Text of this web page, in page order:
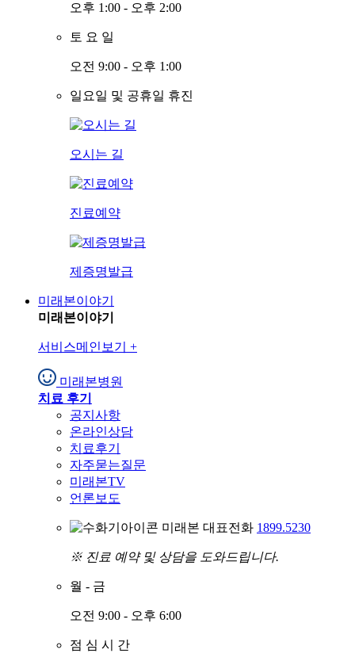
오후 1:00 - 오후 2:00
토 요 일
오전 9:00 - 오후 1:00
일요일 및 공휴일 휴진
오시는 길
진료예약
제증명발급
미래본이야기
미래본이야기
서비스메인보기 +
미래본병원
치료 후기
공지사항
온라인상담
치료후기
자주묻는질문
미래본TV
언론보도
미래본 대표전화 1899.5230
※ 진료 예약 및 상담을 도와드립니다.
월 - 금
오전 9:00 - 오후 6:00
점 심 시 간